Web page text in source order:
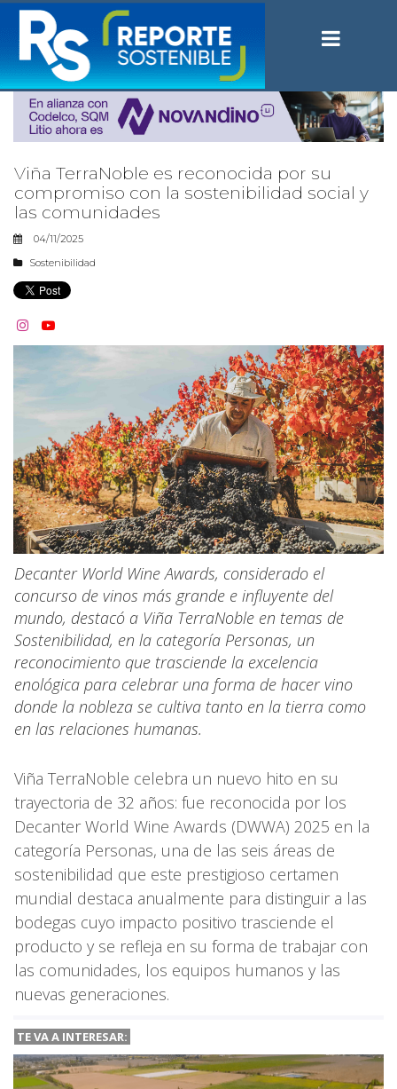
Viña TerraNoble es reconocida por su
compromiso con la sostenibilidad social y
las comunidades
04/11/2025
Sostenibilidad
 
Decanter World Wine Awards, considerado el
concurso de vinos más grande e influyente del
mundo, destacó a Viña TerraNoble en temas de
Sostenibilidad, en la categoría Personas, un
reconocimiento que trasciende la excelencia
enológica para celebrar una forma de hacer vino
donde la nobleza se cultiva tanto en la tierra como
en las relaciones humanas.
Viña TerraNoble celebra un nuevo hito en su
trayectoria de 32 años: fue reconocida por los
Decanter World Wine Awards (DWWA) 2025 en la
categoría Personas, una de las seis áreas de
sostenibilidad que este prestigioso certamen
mundial destaca anualmente para distinguir a las
bodegas cuyo impacto positivo trasciende el
producto y se refleja en su forma de trabajar con
las comunidades, los equipos humanos y las
nuevas generaciones.
TE VA A INTERESAR: